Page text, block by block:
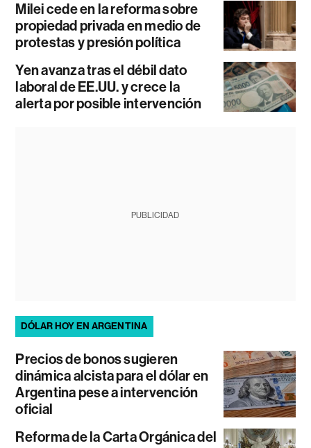
Milei cede en la reforma sobre
propiedad privada en medio de
protestas y presión política
Yen avanza tras el débil dato
laboral de EE.UU. y crece la
alerta por posible intervención
PUBLICIDAD
DÓLAR HOY EN ARGENTINA
Precios de bonos sugieren
dinámica alcista para el dólar en
Argentina pese a intervención
oficial
Reforma de la Carta Orgánica del